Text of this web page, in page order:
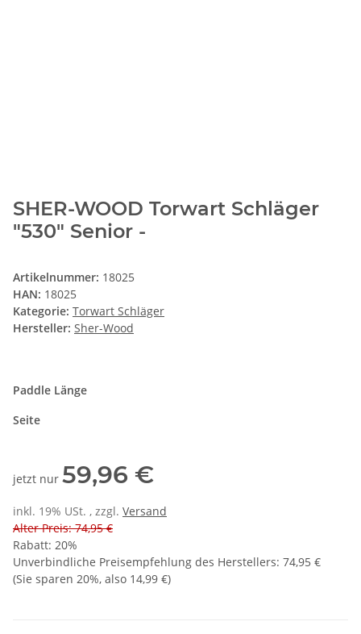
SHER-WOOD Torwart Schläger
"530" Senior -
Artikelnummer: 18025
HAN: 18025
Kategorie: Torwart Schläger
Hersteller: Sher-Wood
Paddle Länge
Seite
jetzt nur 59,96 €
inkl. 19% USt. , zzgl. Versand
Alter Preis: 74,95 €
Rabatt: 20%
Unverbindliche Preisempfehlung des Herstellers: 74,95 €
(Sie sparen 20%, also 14,99 €)